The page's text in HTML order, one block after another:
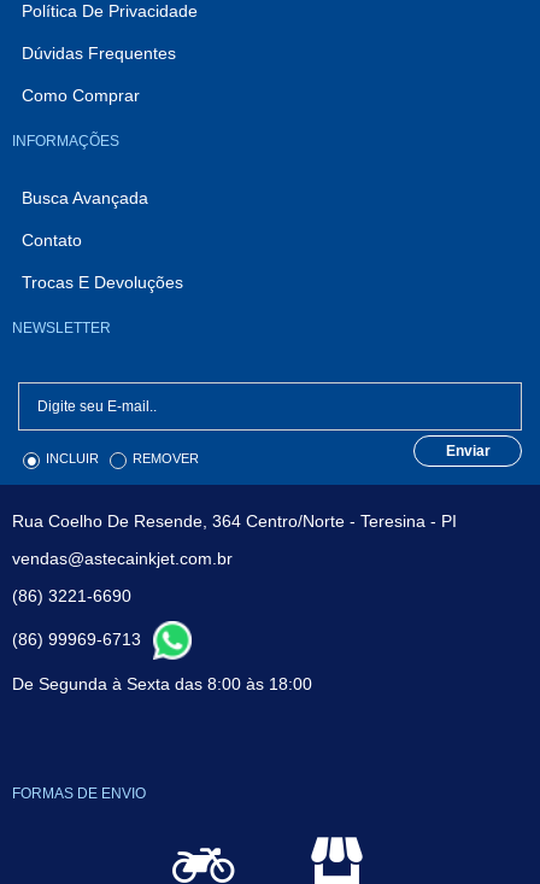
Política De Privacidade
Dúvidas Frequentes
Como Comprar
INFORMAÇÕES
Busca Avançada
Contato
Trocas E Devoluções
NEWSLETTER
INCLUIR REMOVER Enviar
Rua Coelho De Resende, 364 Centro/Norte - Teresina - PI
vendas@astecainkjet.com.br
(86) 3221-6690
(86) 99969-6713
De Segunda à Sexta das 8:00 às 18:00
FORMAS DE ENVIO